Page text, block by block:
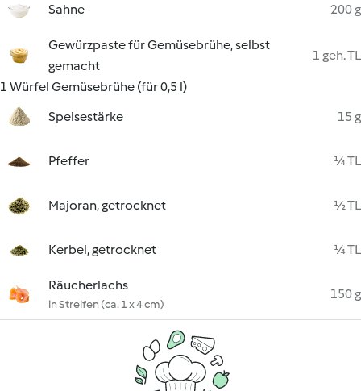
Sahne 200 g
Gewürzpaste für Gemüsebrühe, selbst
gemacht
1 geh. TL
1 Würfel Gemüsebrühe (für 0,5 l)
Speisestärke
15 g
Pfeffer ¼ TL
Majoran, getrocknet ½ TL
Kerbel, getrocknet ¼ TL
Räucherlachs
in Streifen (ca. 1 x 4 cm)
150 g